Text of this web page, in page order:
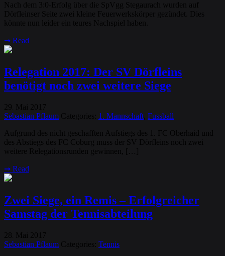
Nach dem 3:0-Erfolg über die SpVgg Stegaurach wurden auf
Dörfleinser Seite zwei kleine Feuerwerkskörper gezündet. Dies
könnte nun leider ein teures Nachspiel haben.
➞ Read
Relegation 2017: Der SV Dörfleins
benötigt noch zwei weitere Siege
29 Mai
2017
Sebastian Pflaum Categories: 1. Mannschaft Fussball
Aufgrund des nicht geschafften Aufstiegs des 1. FC Oberhaid und
des Abstiegs des FC Coburg muss der SV Dörfleins noch zwei
weitere Relegationsrunden gewinnen, […]
➞ Read
Zwei Siege, ein Remis – Erfolgreicher
Samstag der Tennisabteilung
28 Mai
2017
Sebastian Pflaum Categories: Tennis